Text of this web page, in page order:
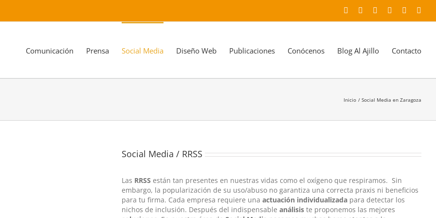
Facebook YouTubeInstagramLinkedIn
Comunicación Prensa Social Media Diseño Web Publicaciones Conócenos Blog Al Ajillo Contacto
Inicio Social Media en Zaragoza
Social Media / RRSS
Las RRSS están tan presentes en nuestras vidas como el oxígeno que respiramos. Sin
embargo, la popularización de su uso/abuso no garantiza una correcta praxis ni beneficios
para tu firma. Cada empresa requiere una actuación individualizadapara detectar los
nichos de inclusión. Después del indispensable análisiste proponemos las mejores